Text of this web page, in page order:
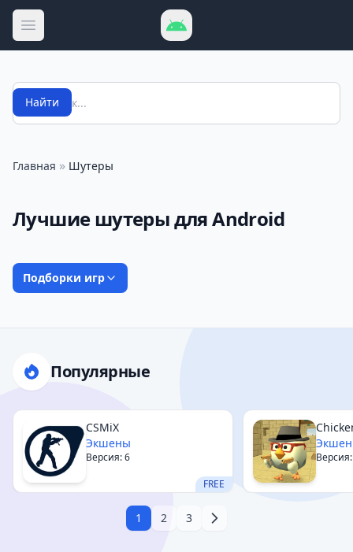
Открыть меню
Поиск
Найти
Главная » Шутеры
Лучшие шутеры для Android
Подборки игр
Популярные
CSMiX
Экшены
Версия: 6
FREE
1 2 3